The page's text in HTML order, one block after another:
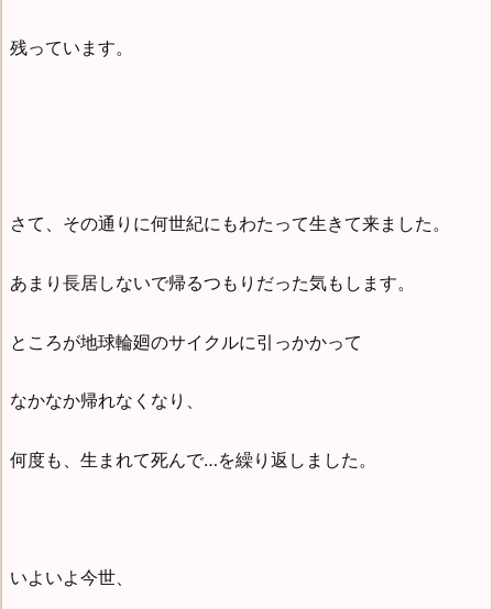
残っています。
さて、その通りに何世紀にもわたって生きて来ました。
あまり長居しないで帰るつもりだった気もします。
ところが地球輪廻のサイクルに引っかかって
なかなか帰れなくなり、
何度も、生まれて死んで…を繰り返しました。
いよいよ今世、